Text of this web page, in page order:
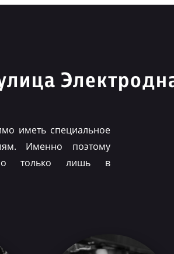
иметь специальное
Именно поэтому
только лишь в